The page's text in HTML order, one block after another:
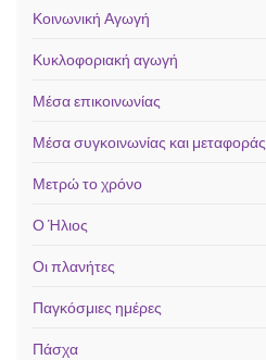
Κοινωνική Αγωγή
Κυκλοφοριακή αγωγή
Μέσα επικοινωνίας
Μέσα συγκοινωνίας και μεταφοράς
Μετρώ το χρόνο
Ο Ήλιος
Οι πλανήτες
Παγκόσμιες ημέρες
Πάσχα